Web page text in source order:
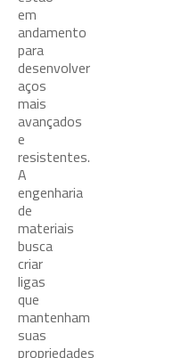
em
andamento
para
desenvolver
aços
mais
avançados
e
resistentes.
A
engenharia
de
materiais
busca
criar
ligas
que
mantenham
suas
propriedades